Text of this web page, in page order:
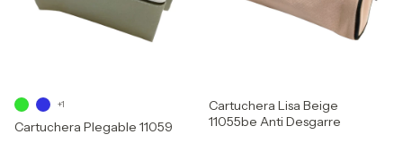
Cartuchera Plegable 11059
+1
Cartuchera Lisa Beige
11055be Anti Desgarre